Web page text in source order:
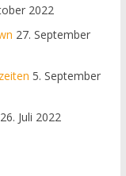
2022
27. September
5. September
26. Juli 2022